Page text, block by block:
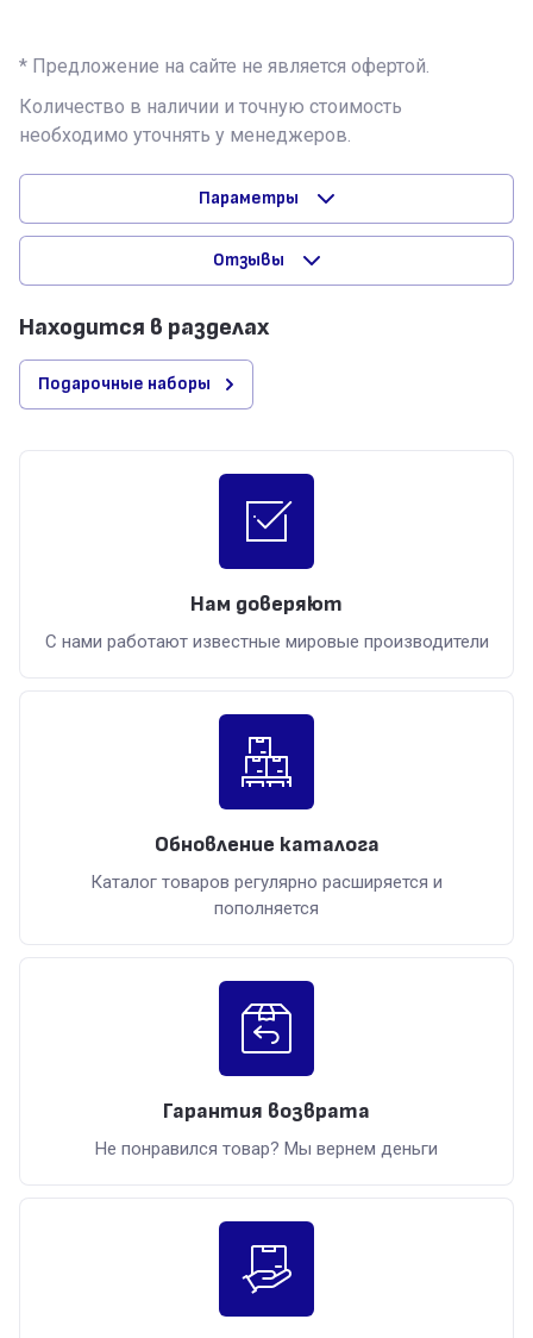
* Предложение на сайте не является офертой.
Количество в наличии и точную стоимость
необходимо уточнять у менеджеров.
Параметры
Отзывы
Находится в разделах
Подарочные наборы
Нам доверяют
С нами работают известные мировые производители
Обновление каталога
Каталог товаров регулярно расширяется и
пополняется
Гарантия возврата
Не понравился товар? Мы вернем деньги